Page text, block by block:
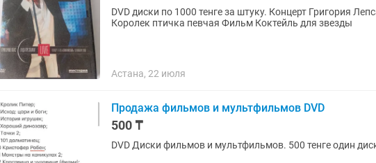
DVD диски по 1000 тенге за штуку. Концерт Григория Лепса
Королек птичка певчая Фильм Коктейль для звезды
Астана, 22 июля
Продажа фильмов и мультфильмов DVD
500 ₸
DVD Диски фильмов и мультфильмов. 500 тенге один